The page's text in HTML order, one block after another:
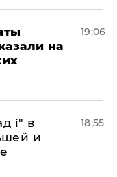
на
19:06
і" в
и
18:55